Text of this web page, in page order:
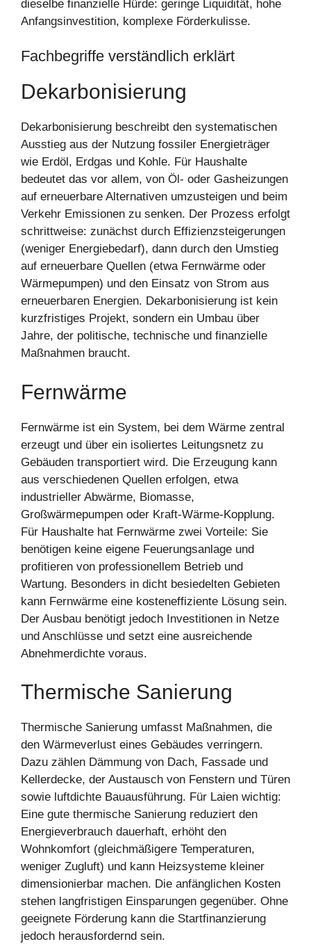
dieselbe finanzielle Hürde: geringe Liquidität, hohe
Anfangsinvestition, komplexe Förderkulisse.
Fachbegriffe verständlich erklärt
Dekarbonisierung
Dekarbonisierung beschreibt den systematischen
Ausstieg aus der Nutzung fossiler Energieträger
wie Erdöl, Erdgas und Kohle. Für Haushalte
bedeutet das vor allem, von Öl- oder Gasheizungen
auf erneuerbare Alternativen umzusteigen und beim
Verkehr Emissionen zu senken. Der Prozess erfolgt
schrittweise: zunächst durch Effizienzsteigerungen
(weniger Energiebedarf), dann durch den Umstieg
auf erneuerbare Quellen (etwa Fernwärme oder
Wärmepumpen) und den Einsatz von Strom aus
erneuerbaren Energien. Dekarbonisierung ist kein
kurzfristiges Projekt, sondern ein Umbau über
Jahre, der politische, technische und finanzielle
Maßnahmen braucht.
Fernwärme
Fernwärme ist ein System, bei dem Wärme zentral
erzeugt und über ein isoliertes Leitungsnetz zu
Gebäuden transportiert wird. Die Erzeugung kann
aus verschiedenen Quellen erfolgen, etwa
industrieller Abwärme, Biomasse,
Großwärmepumpen oder Kraft-Wärme-Kopplung.
Für Haushalte hat Fernwärme zwei Vorteile: Sie
benötigen keine eigene Feuerungsanlage und
profitieren von professionellem Betrieb und
Wartung. Besonders in dicht besiedelten Gebieten
kann Fernwärme eine kosteneffiziente Lösung sein.
Der Ausbau benötigt jedoch Investitionen in Netze
und Anschlüsse und setzt eine ausreichende
Abnehmerdichte voraus.
Thermische Sanierung
Thermische Sanierung umfasst Maßnahmen, die
den Wärmeverlust eines Gebäudes verringern.
Dazu zählen Dämmung von Dach, Fassade und
Kellerdecke, der Austausch von Fenstern und Türen
sowie luftdichte Bauausführung. Für Laien wichtig:
Eine gute thermische Sanierung reduziert den
Energieverbrauch dauerhaft, erhöht den
Wohnkomfort (gleichmäßigere Temperaturen,
weniger Zugluft) und kann Heizsysteme kleiner
dimensionierbar machen. Die anfänglichen Kosten
stehen langfristigen Einsparungen gegenüber. Ohne
geeignete Förderung kann die Startfinanzierung
jedoch herausfordernd sein.